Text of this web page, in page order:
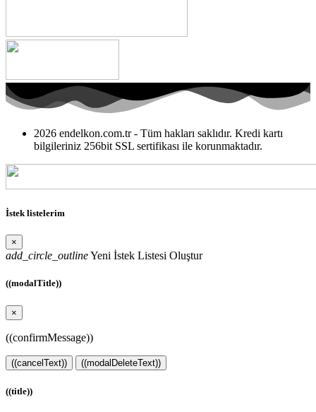
2026 endelkon.com.tr - Tüm hakları saklıdır. Kredi kartı
bilgileriniz 256bit SSL sertifikası ile korunmaktadır.
İstek listelerim
×
add_circle_outlineYeni İstek Listesi Oluştur
((modalTitle))
×
((confirmMessage))
((cancelText)) ((modalDeleteText))
((title))